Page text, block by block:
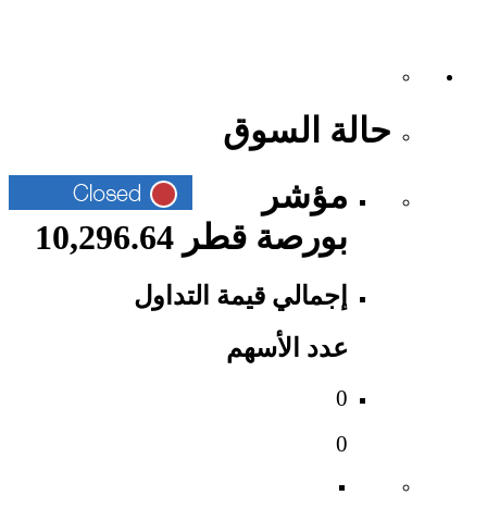
حالة السوق
مؤشر
بورصة قطر 10,296.64
إجمالي قيمة التداول
عدد الأسهم
0
0